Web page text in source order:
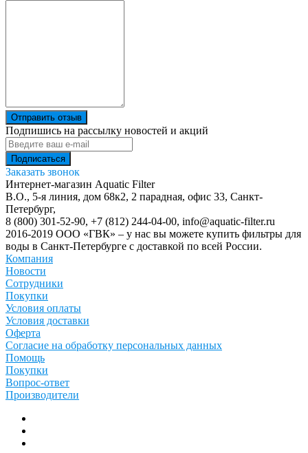
Отправить отзыв
Подпишись на рассылку новостей и акций
Заказать звонок
Интернет-магазин Aquatic Filter
В.О., 5-я линия, дом 68к2, 2 парадная, офис 33, Санкт-
Петербург,
8 (800) 301-52-90, +7 (812) 244-04-00, info@aquatic-filter.ru
2016-2019 ООО «ГВК» – у нас вы можете купить фильтры для
воды в Санкт-Петербурге с доставкой по всей России.
Компания
Новости
Сотрудники
Покупки
Условия оплаты
Условия доставки
Оферта
Согласие на обработку персональных данных
Помощь
Покупки
Вопрос-ответ
Производители